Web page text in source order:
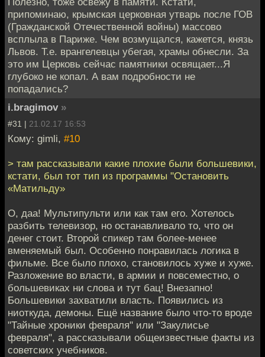
припоминаю, крымская церковная утварь после ГОВ
(Гражданской Отечественной войны) массово
всплыла в Париже. Чем возмущался, кажется, князь
Львов. Т.е. врангелевцы убегая, храмы обнесли. За
это им Церковь сейчас памятники освящает...Я
глубоко не копал. А вам подробности не
попадались?
i.bragimov »
#31 | 21.02.17 16:53
Кому: gimli, #10
> там рассказывали какие плохие были большевики,
кстати, был тот тип из программы "Остановить
«Матильду»
О, даа! Мультипульти или как там его. Хотелось
разбить телевизор, но останавливало то, что он
денег стоит. Второй спикер там более-менее
вменяемый был. Особенно понравилась логика в
фильме. Все было плохо, становилось хуже и хуже.
Разложение во власти, в армии и повсеместно, о
большевиках ни слова и тут бац! Внезапно!
Большевики захватили власть. Появились из
ниоткуда, демоны. Ещё название было что-то вроде
"Тайные хроники февраля" или "Закулисье
февраля", а рассказывали общеизвестные факты из
советских учебников.